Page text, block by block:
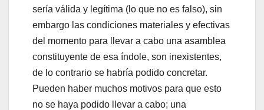
sería válida y legítima (lo que no es falso), sin
embargo las condiciones materiales y efectivas
del momento para llevar a cabo una asamblea
constituyente de esa índole, son inexistentes,
de lo contrario se habría podido concretar.
Pueden haber muchos motivos para que esto
no se haya podido llevar a cabo; una